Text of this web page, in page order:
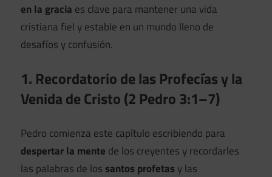
en la gracia es clave para mantener una vida
cristiana fiel y estable en un mundo lleno de
desafíos y confusión.
1. Recordatorio de las Profecías y la
Venida de Cristo (2 Pedro 3:1–7)
Pedro comienza este capítulo escribiendo para
despertar la mente de los creyentes y recordarles
las palabras de los santos profetas y las